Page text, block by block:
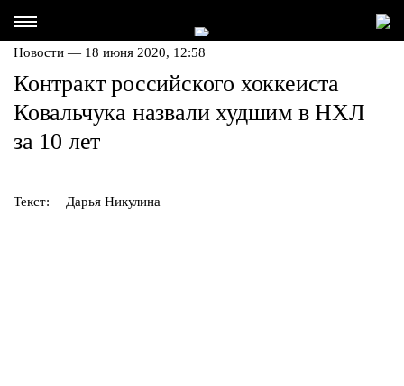
Новости — 18 июня 2020, 12:58
Контракт российского хоккеиста
Ковальчука назвали худшим в НХЛ
за 10 лет
Текст: Дарья Никулина